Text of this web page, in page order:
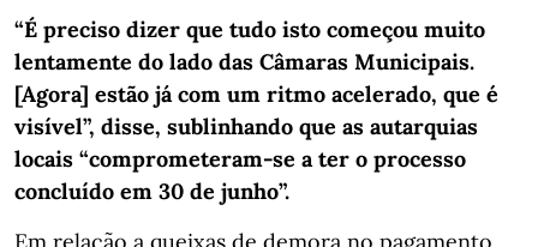
“É preciso dizer que tudo isto começou muito
lentamente do lado das Câmaras Municipais.
[Agora] estão já com um ritmo acelerado, que é
visível”, disse, sublinhando que as autarquias
locais “comprometeram-se a ter o processo
concluído em 30 de junho”.
Em relação a queixas de demora no pagamento